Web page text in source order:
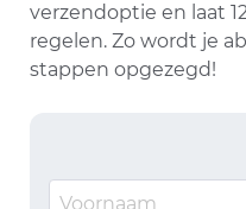
verzendoptie en laat
regelen. Zo wordt je
stappen opgezegd!